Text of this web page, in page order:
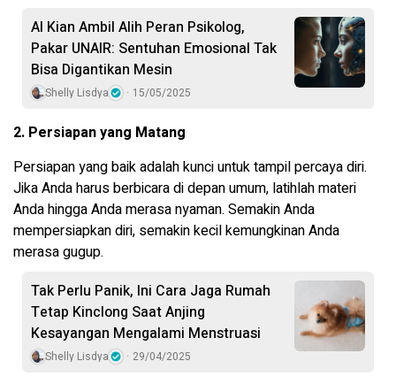
AI Kian Ambil Alih Peran Psikolog,
Pakar UNAIR: Sentuhan Emosional Tak
Bisa Digantikan Mesin
Shelly Lisdya 15/05/2025
2. Persiapan yang Matang
Persiapan yang baik adalah kunci untuk tampil percaya diri.
Jika Anda harus berbicara di depan umum, latihlah materi
Anda hingga Anda merasa nyaman. Semakin Anda
mempersiapkan diri, semakin kecil kemungkinan Anda
merasa gugup.
Tak Perlu Panik, Ini Cara Jaga Rumah
Tetap Kinclong Saat Anjing
Kesayangan Mengalami Menstruasi
Shelly Lisdya 29/04/2025